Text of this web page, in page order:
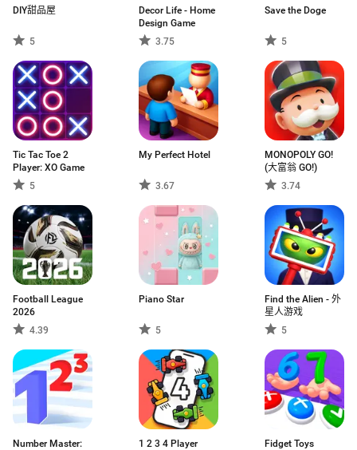
DIY甜品屋
5
Decor Life - Home
Design Game
3.75
Save the Doge
5
Tic Tac Toe 2
Player: XO Game
5
My Perfect Hotel
3.67
MONOPOLY GO!
(大富翁 GO!)
3.74
Football League
2026
4.39
Piano Star
5
Find the Alien - 外
星人游戏
5
Number Master:
1 2 3 4 Player
Fidget Toys